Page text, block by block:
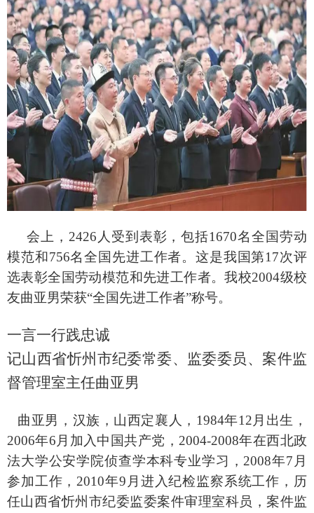
会上， 2426人受到表彰，包括1670名全国劳动
模范和756名全国先进工作者。这是我国第17次评
选表彰全国劳动模范和先进工作者。我校2004级校
友曲亚男荣获“全国先进工作者”称号。
一言一行践忠诚
记山西省忻州市纪委常委、监委委员、案件监
督管理室主任曲亚男
曲亚男，汉族，山西定襄人， 1984年12月出生，
2006年6月加入中国共产党，2004-2008年在西北政
法大学公安学院侦查学本科专业学习，2008年7月
参加工作，2010年9月进入纪检监察系统工作，历
任山西省忻州市纪委监委案件审理室科员，案件监